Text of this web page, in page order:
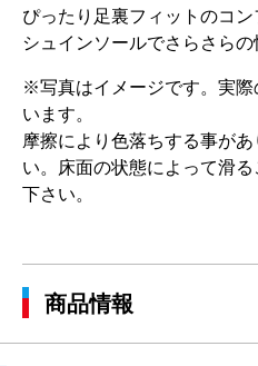
ぴったり足裏フィットのコ
シュインソールでさらさらの
※写真はイメージです。実
います。
摩擦により色落ちする事が
い。床面の状態によって滑
下さい。
商品情報